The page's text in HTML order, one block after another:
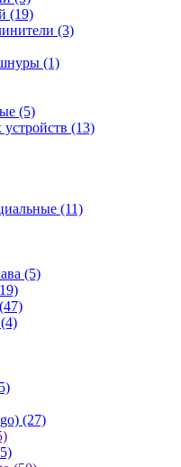
(19)
(3)
(1)
(5)
(13)
(11)
(5)
(27)